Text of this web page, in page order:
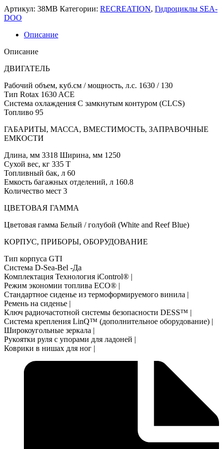
Артикул: 38MB Категории: RECREATION, Гидроциклы SEA-
DOO
Описание
Описание
ДВИГАТЕЛЬ
Рабочий объем, куб.см / мощность, л.с. 1630 / 130
Тип Rotax 1630 ACE
Система охлаждения С замкнутым контуром (CLCS)
Топливо 95
ГАБАРИТЫ, МАССА, ВМЕСТИМОСТЬ, ЗАПРАВОЧНЫЕ
ЕМКОСТИ
Длина, мм 3318 Ширина, мм 1250
Сухой вес, кг 335 Т
Топливный бак, л 60
Емкость багажных отделений, л 160.8
Количество мест 3
ЦВЕТОВАЯ ГАММА
Цветовая гамма Белый / голубой (White and Reef Blue)
КОРПУС, ПРИБОРЫ, ОБОРУДОВАНИЕ
Тип корпуса GTI
Система D-Sea-Bel -Да
Комплектация Технология iControl® |
Режим экономии топлива ECO® |
Стандартное сиденье из термоформируемого винила |
Ремень на сиденье |
Ключ радиочастотной системы безопасности DESS™ |
Система крепления LinQ™ (дополнительное оборудование) |
Широкоугольные зеркала |
Рукоятки руля с упорами для ладоней |
Коврики в нишах для ног |